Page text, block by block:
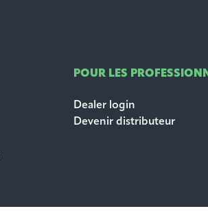
POUR LES
Dealer login
Devenir distributeur